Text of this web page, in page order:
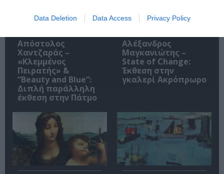
Data Deletion Data Access Privacy Policy
Απόστολος
Χαντζαράς –
«Κλεμμένος
Πειρατής» &
“Beauty and Blue”:
Διπλή παράλληλη
έκθεση στην Πάτμο
Αλέξανδρος
Μαγκανιώτης –
State of Change:
Έκθεση στην
γκαλερί Ακρόπρωρο